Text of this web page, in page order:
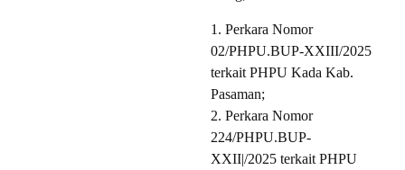
1. Perkara Nomor
02/PHPU.BUP-XXIII/2025
terkait PHPU Kada Kab.
Pasaman;
2. Perkara Nomor
224/PHPU.BUP-
XXII|/2025 terkait PHPU